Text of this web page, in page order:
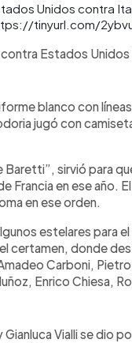
Unidos contra
tinyurl.com/
Estados
blanco con
jugó con
sirvió para
Francia en ese año.
en ese orden.
estelares para
certamen, donde
Carboni,
Enrico Chiesa,
Vialli se dio